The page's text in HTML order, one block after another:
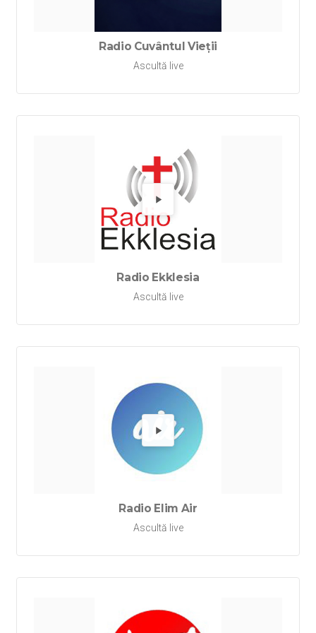
Radio Cuvântul Vieții
Ascultă live
Redă
Radio Ekklesia
Ascultă live
Redă
Radio Elim Air
Ascultă live